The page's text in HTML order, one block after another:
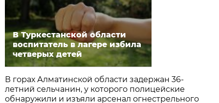
В Туркестанской области
воспитатель в лагере избила
четверых детей
В горах Алматинской области задержан 36-
летний сельчанин, у которого полицейские
обнаружили и изъяли арсенал огнестрельного